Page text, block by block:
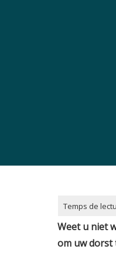
Weet u niet
om uw dorst